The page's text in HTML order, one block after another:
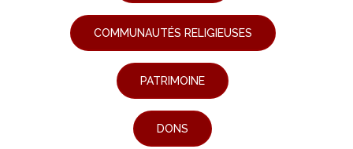
COMMUNAUTÉS RELIGIEUSES
PATRIMOINE
DONS